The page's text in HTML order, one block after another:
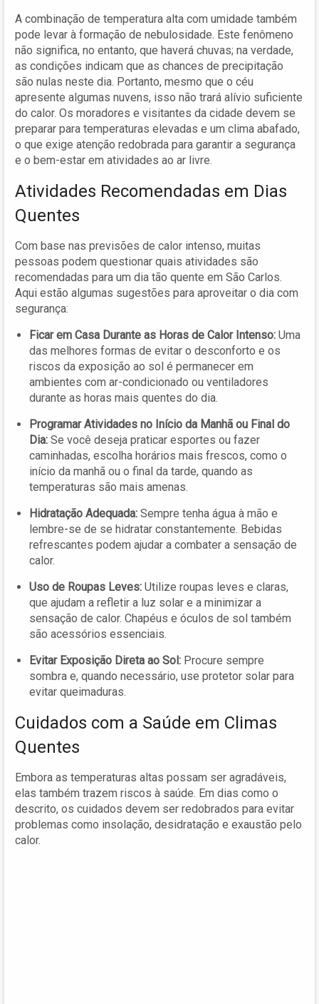
A combinação de temperatura alta com umidade também
pode levar à formação de nebulosidade. Este fenômeno
não significa, no entanto, que haverá chuvas; na verdade,
as condições indicam que as chances de precipitação
são nulas neste dia. Portanto, mesmo que o céu
apresente algumas nuvens, isso não trará alívio suficiente
do calor. Os moradores e visitantes da cidade devem se
preparar para temperaturas elevadas e um clima abafado,
o que exige atenção redobrada para garantir a segurança
e o bem-estar em atividades ao ar livre.
Atividades Recomendadas em Dias
Quentes
Com base nas previsões de calor intenso, muitas
pessoas podem questionar quais atividades são
recomendadas para um dia tão quente em São Carlos.
Aqui estão algumas sugestões para aproveitar o dia com
segurança:
Ficar em Casa Durante as Horas de Calor Intenso: Uma
das melhores formas de evitar o desconforto e os
riscos da exposição ao sol é permanecer em
ambientes com ar-condicionado ou ventiladores
durante as horas mais quentes do dia.
Programar Atividades no Início da Manhã ou Final do
Dia: Se você deseja praticar esportes ou fazer
caminhadas, escolha horários mais frescos, como o
início da manhã ou o final da tarde, quando as
temperaturas são mais amenas.
Hidratação Adequada: Sempre tenha água à mão e
lembre-se de se hidratar constantemente. Bebidas
refrescantes podem ajudar a combater a sensação de
calor.
Uso de Roupas Leves: Utilize roupas leves e claras,
que ajudam a refletir a luz solar e a minimizar a
sensação de calor. Chapéus e óculos de sol também
são acessórios essenciais.
Evitar Exposição Direta ao Sol: Procure sempre
sombra e, quando necessário, use protetor solar para
evitar queimaduras.
Cuidados com a Saúde em Climas
Quentes
Embora as temperaturas altas possam ser agradáveis,
elas também trazem riscos à saúde. Em dias como o
descrito, os cuidados devem ser redobrados para evitar
problemas como insolação, desidratação e exaustão pelo
calor.